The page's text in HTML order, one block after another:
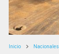
Inicio Nacionales